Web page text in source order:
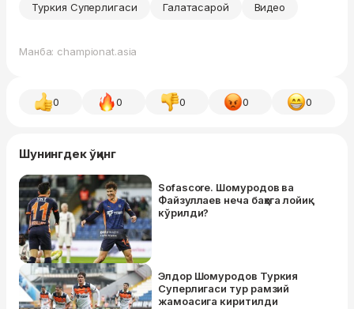
Туркия Суперлигаси Галатасарой Видео
Манба: championat.asia
0 0 0 0 0
Шунингдек ўқинг
Sofascore. Шомуродов ва
Файзуллаев неча баҳога лойиқ
кўрилди?
Элдор Шомуродов Туркия
Суперлигаси тур рамзий
жамоасига киритилди